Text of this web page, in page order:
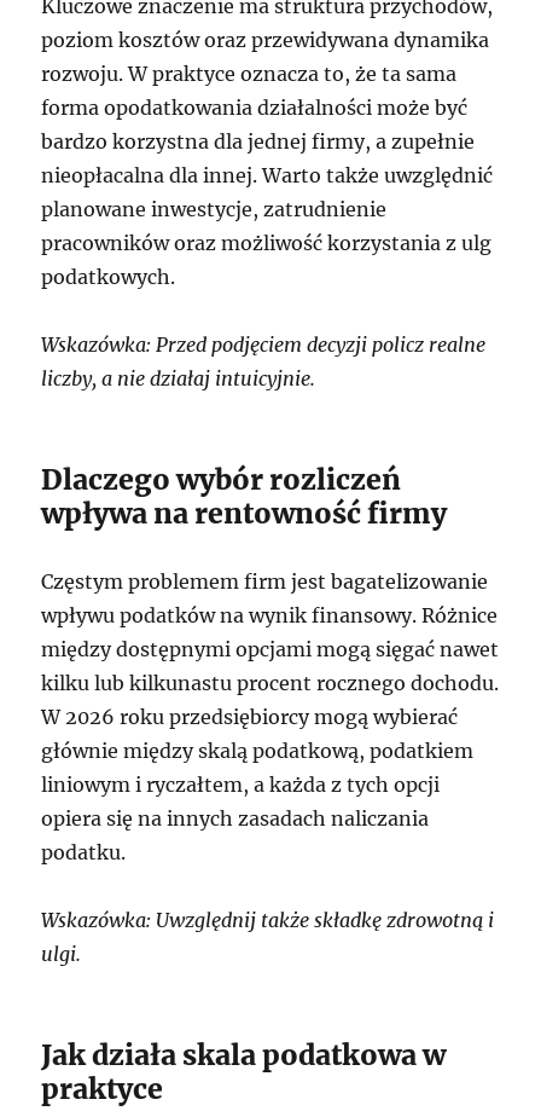
Kluczowe znaczenie ma struktura przychodów,
poziom kosztów oraz przewidywana dynamika
rozwoju. W praktyce oznacza to, że ta sama
forma opodatkowania działalności może być
bardzo korzystna dla jednej firmy, a zupełnie
nieopłacalna dla innej. Warto także uwzględnić
planowane inwestycje, zatrudnienie
pracowników oraz możliwość korzystania z ulg
podatkowych.
Wskazówka: Przed podjęciem decyzji policz realne
liczby, a nie działaj intuicyjnie.
Dlaczego wybór rozliczeń
wpływa na rentowność firmy
Częstym problemem firm jest bagatelizowanie
wpływu podatków na wynik finansowy. Różnice
między dostępnymi opcjami mogą sięgać nawet
kilku lub kilkunastu procent rocznego dochodu.
W 2026 roku przedsiębiorcy mogą wybierać
głównie między skalą podatkową, podatkiem
liniowym i ryczałtem, a każda z tych opcji
opiera się na innych zasadach naliczania
podatku.
Wskazówka: Uwzględnij także składkę zdrowotną i
ulgi.
Jak działa skala podatkowa w
praktyce